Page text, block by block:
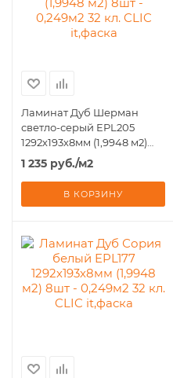
Ламинат Дуб Шерман
светло-серый EPL205
1292х193х8мм (1,9948 м2)
8шт - 0,249м2 32 кл. CLIC
it,фаска
1 235 руб./м2
В КОРЗИНУ